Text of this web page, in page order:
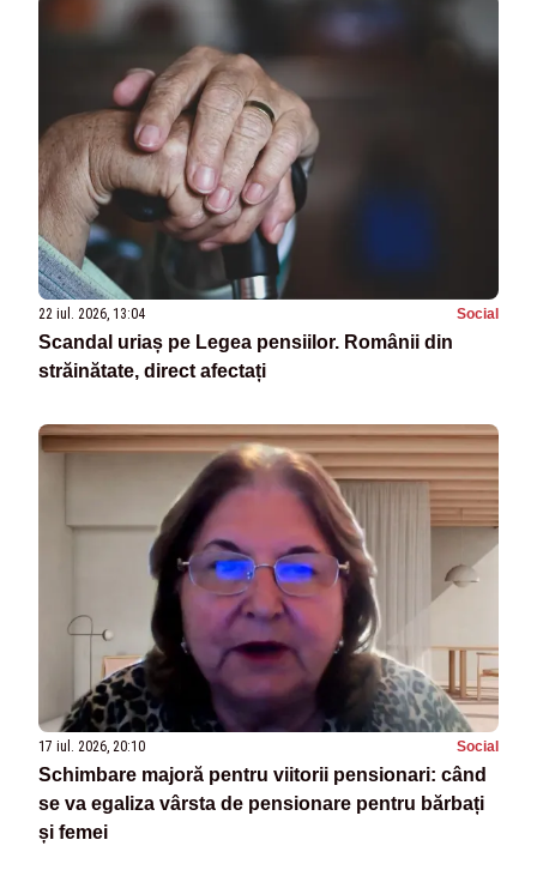
22 iul. 2026, 13:04 Social
Scandal uriaș pe Legea pensiilor. Românii din
străinătate, direct afectați
17 iul. 2026, 20:10 Social
Schimbare majoră pentru viitorii pensionari: când
se va egaliza vârsta de pensionare pentru bărbați
și femei